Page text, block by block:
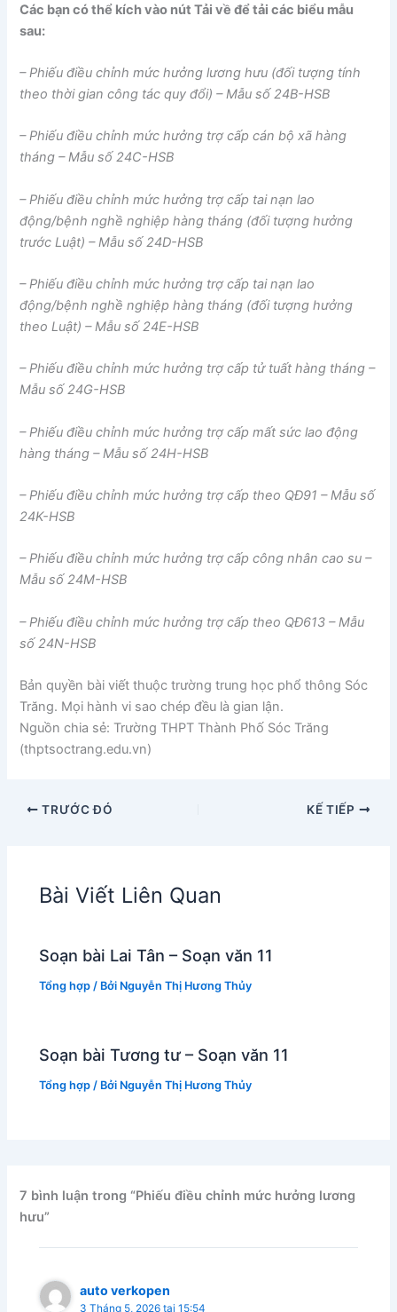
Các bạn có thể kích vào nút Tải về để tải các biểu mẫu
sau:
– Phiếu điều chỉnh mức hưởng lương hưu (đối tượng tính
theo thời gian công tác quy đổi) – Mẫu số 24B-HSB
– Phiếu điều chỉnh mức hưởng trợ cấp cán bộ xã hàng
tháng – Mẫu số 24C-HSB
– Phiếu điều chỉnh mức hưởng trợ cấp tai nạn lao
động/bệnh nghề nghiệp hàng tháng (đối tượng hưởng
trước Luật) – Mẫu số 24D-HSB
– Phiếu điều chỉnh mức hưởng trợ cấp tai nạn lao
động/bệnh nghề nghiệp hàng tháng (đối tượng hưởng
theo Luật) – Mẫu số 24E-HSB
– Phiếu điều chỉnh mức hưởng trợ cấp tử tuất hàng tháng –
Mẫu số 24G-HSB
– Phiếu điều chỉnh mức hưởng trợ cấp mất sức lao động
hàng tháng – Mẫu số 24H-HSB
– Phiếu điều chỉnh mức hưởng trợ cấp theo QĐ91 – Mẫu số
24K-HSB
– Phiếu điều chỉnh mức hưởng trợ cấp công nhân cao su –
Mẫu số 24M-HSB
– Phiếu điều chỉnh mức hưởng trợ cấp theo QĐ613 – Mẫu
số 24N-HSB
Bản quyền bài viết thuộc trường trung học phổ thông Sóc
Trăng. Mọi hành vi sao chép đều là gian lận.
Nguồn chia sẻ: Trường THPT Thành Phố Sóc Trăng
(thptsoctrang.edu.vn)
TRƯỚC ĐÓ KẾ TIẾP
Bài Viết Liên Quan
Soạn bài Lai Tân – Soạn văn 11
Tổng hợp / Bởi Nguyễn Thị Hương Thủy
Soạn bài Tương tư – Soạn văn 11
Tổng hợp / Bởi Nguyễn Thị Hương Thủy
7 bình luận trong “Phiếu điều chỉnh mức hưởng lương
hưu”
auto verkopen
3 Tháng 5, 2026 tại 15:54